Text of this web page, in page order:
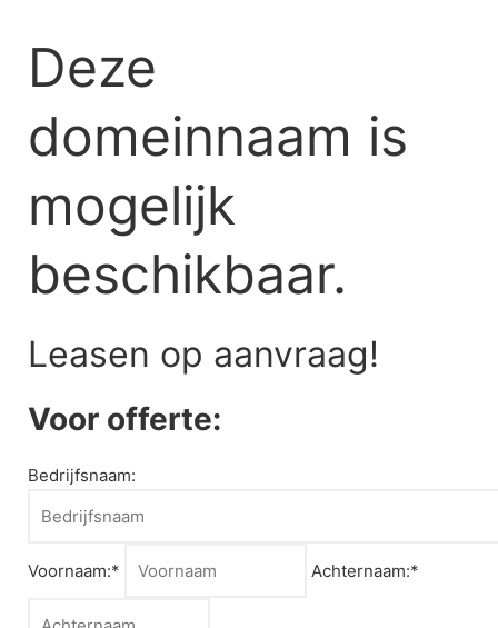
contentDeze
domeinnaam is
mogelijk
beschikbaar.
Leasen op aanvraag!
Voor offerte:
Bedrijfsnaam:
Voornaam:* Achternaam:*